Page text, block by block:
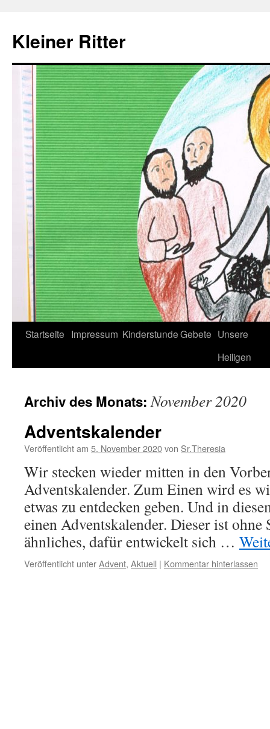
springen
Kleiner Ritter
Startseite Impressum KinderstundeGebete Unsere
Heiligen
Archiv des Monats:November 2020
Adventskalender
Veröffentlicht am 5. November 2020von Sr.Theresia
Wir stecken wieder mitten in den
Adventskalender. Zum Einen wird es
etwas zu entdecken geben. Und in
einen Adventskalender. Dieser ist ohne
ähnliches, dafür entwickelt sich …
Veröffentlicht unterAdvent, Aktuell | Kommentar hinterlassen